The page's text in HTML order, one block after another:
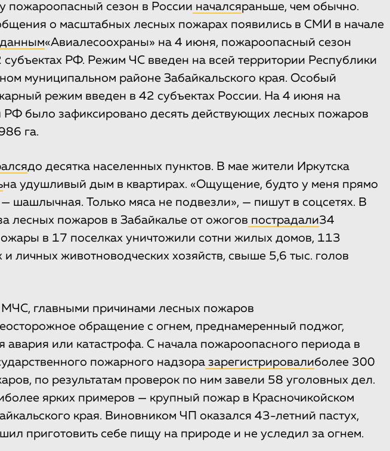
пожароопасный сезон в России началсяраньше, чем обычно.
о масштабных лесных пожарах появились в СМИ в начале
данным«Авиалесоохраны» на 4 июня, пожароопасный сезон
субъектах РФ. Режим ЧС введен на всей территории Республики
муниципальном районе Забайкальского края. Особый
режим введен в 42 субъектах России. На 4 июня на
РФ было зафиксировано десять действующих лесных пожаров
га.
до десятка населенных пунктов. В мае жители Иркутска
на удушливый дым в квартирах. «Ощущение, будто у меня прямо
шашлычная. Только мяса не подвезли», — пишут в соцсетях. В
лесных пожаров в Забайкалье от ожогов пострадали34
в 17 поселках уничтожили сотни жилых домов, 113
и личных животноводческих хозяйств, свыше 5,6 тыс. голов
главными причинами лесных пожаров
обращение с огнем, преднамеренный поджог,
авария или катастрофа. С начала пожароопасного периода в
пожарного надзоразарегистрировалиболее 300
по результатам проверок по ним завели 58 уголовных дел.
ярких примеров — крупный пожар в Красночикойском
края. Виновником ЧП оказался 43-летний пастух,
приготовить себе пищу на природе и не уследил за огнем.